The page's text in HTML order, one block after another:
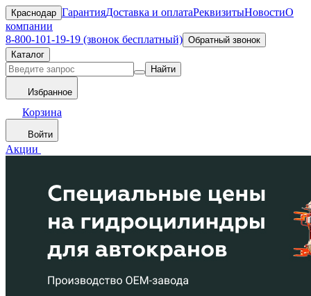
Краснодар ГарантияДоставка и оплатаРеквизитыНовостиО
компании
8-800-101-19-19 (звонок бесплатный) Обратный звонок
Каталог
Найти
Избранное
Корзина
Войти
Акции